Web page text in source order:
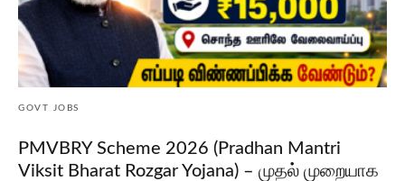
GOVT JOBS
PMVBRY Scheme 2026 (Pradhan Mantri
Viksit Bharat Rozgar Yojana) – முதல் முறையாக